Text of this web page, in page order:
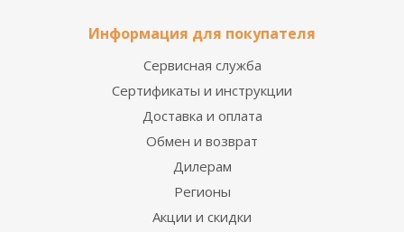
Информация для покупателя
Сервисная служба
Сертификаты и инструкции
Доставка и оплата
Обмен и возврат
Дилерам
Регионы
Акции и скидки